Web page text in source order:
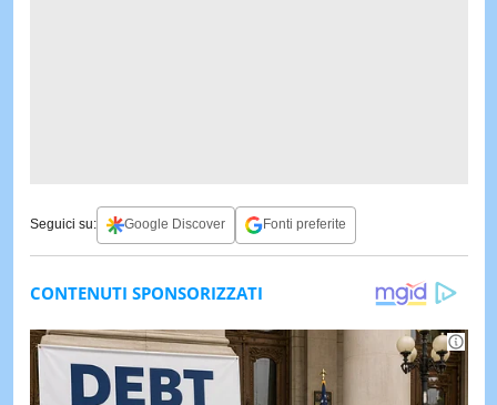
Seguici su: Google Discover Fonti preferite